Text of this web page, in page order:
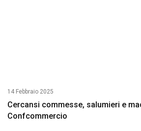
14 Febbraio 2025
Cercansi commesse, salumieri e
Confcommercio